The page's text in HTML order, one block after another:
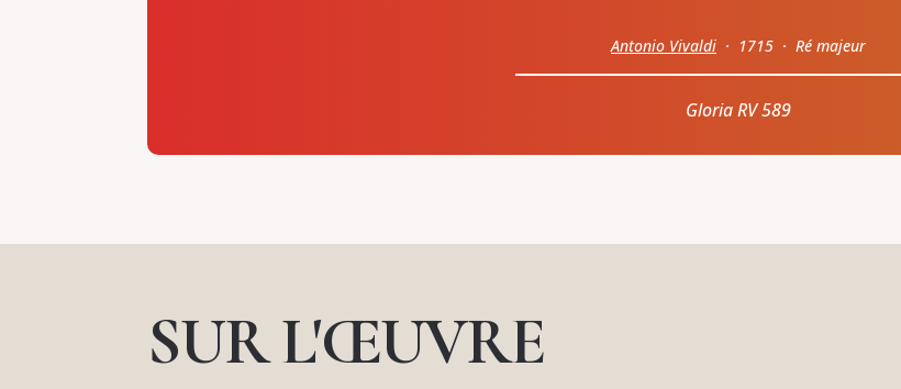
Antonio Vivaldi · 1715 · Ré majeur
Gloria RV 589
SUR L'ŒUVRE